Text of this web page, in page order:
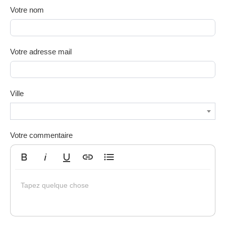
Votre nom
Votre adresse mail
Ville
Votre commentaire
Tapez quelque chose